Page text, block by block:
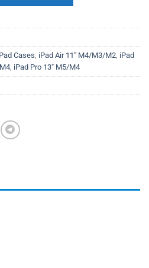
Cases iPad Air 11" M4/M3/M2 iPad
iPad Pro 13" M5/M4